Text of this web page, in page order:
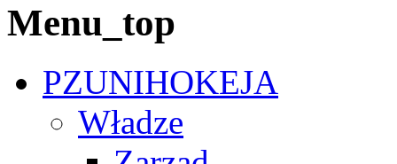
Menu_top
PZUNIHOKEJA
Władze